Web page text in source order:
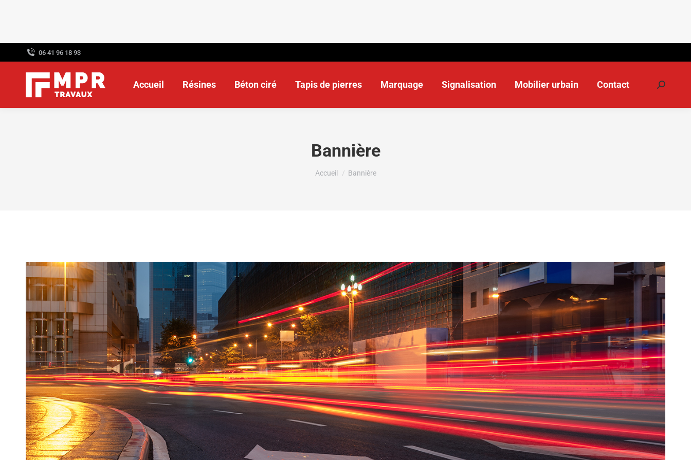
06 41 96 18 93
Accueil Résines Béton ciré Tapis de pierres Marquage Signalisation Mobilier urbain Contact
Bannière
Vous êtes ici :
Accueil Bannière